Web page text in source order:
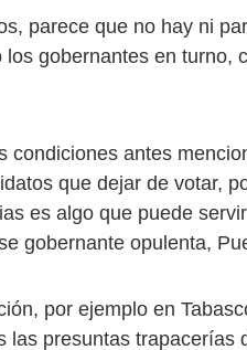
parece que no hay ni
los gobernantes en turno,
condiciones antes
que dejar de votar,
es algo que puede
gobernante opulenta,
por ejemplo en
las presuntas trapacerías